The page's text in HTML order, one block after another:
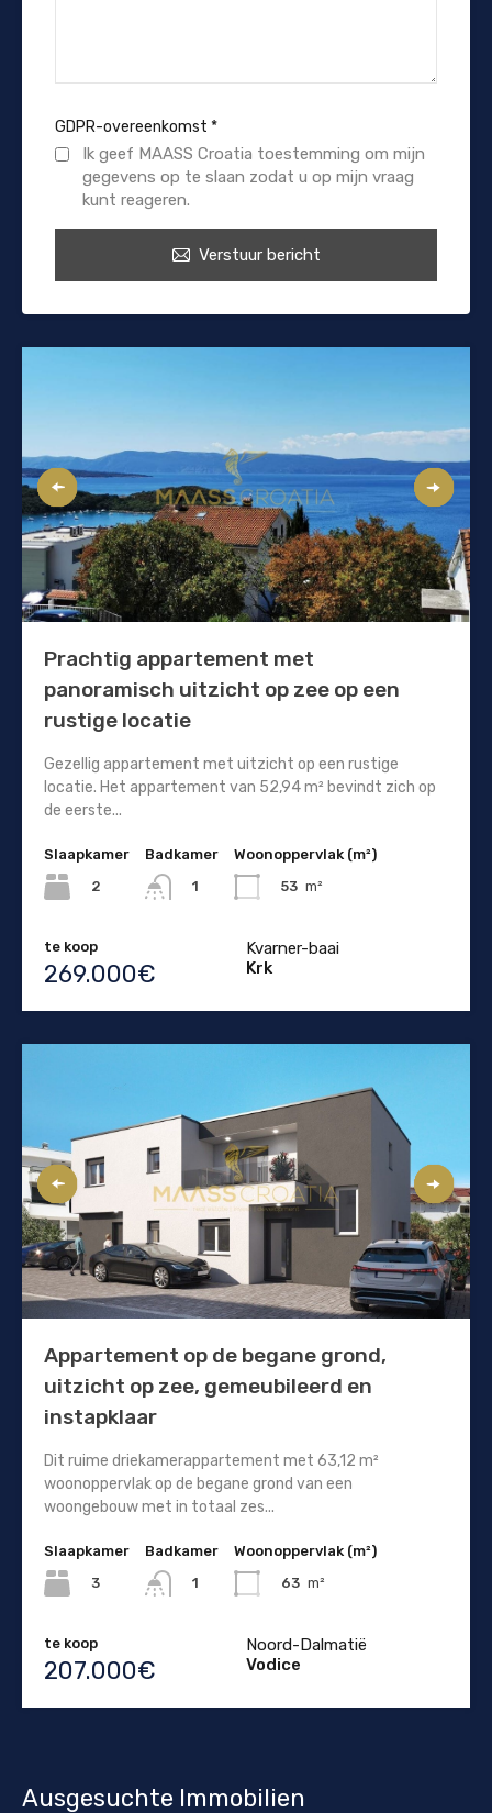
GDPR-overeenkomst *
Ik geef MAASS Croatia toestemming om mijn
gegevens op te slaan zodat u op mijn vraag
kunt reageren.
Verstuur bericht
Prachtig appartement met
panoramisch uitzicht op zee op een
rustige locatie
Gezellig appartement met uitzicht op een rustige
locatie. Het appartement van 52,94 m² bevindt zich op
de eerste...
Slaapkamer
2
Badkamer
1
Woonoppervlak (m²)
53 m²
te koop
269.000€
Kvarner-baai
Krk
Appartement op de begane grond,
uitzicht op zee, gemeubileerd en
instapklaar
Dit ruime driekamerappartement met 63,12 m²
woonoppervlak op de begane grond van een
woongebouw met in totaal zes...
Slaapkamer
3
Badkamer
1
Woonoppervlak (m²)
63 m²
te koop
207.000€
Noord-Dalmatië
Vodice
Ausgesuchte Immobilien